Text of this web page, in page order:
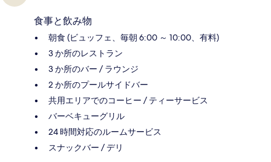
食事と飲み物
朝食 (ビュッフェ、毎朝 6:00 ～ 10:00、有料)
3 か所のレストラン
3 か所のバー / ラウンジ
2 か所のプールサイドバー
共用エリアでのコーヒー / ティーサービス
バーベキューグリル
24 時間対応のルームサービス
スナックバー / デリ